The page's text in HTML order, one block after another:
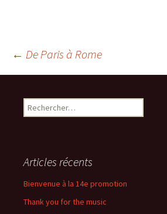
Navigation
des
← De Paris à Rome
Rechercher :
Articles récents
Bienvenue à la 14e promotion
Thank you for the music